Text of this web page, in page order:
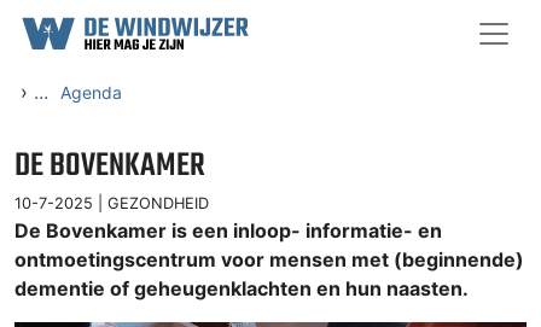
Ga naar content
› ... Agenda
DE BOVENKAMER
10-7-2025 | GEZONDHEID
De Bovenkamer is een inloop- informatie- en
ontmoetingscentrum voor mensen met (beginnende)
dementie of geheugenklachten en hun naasten.